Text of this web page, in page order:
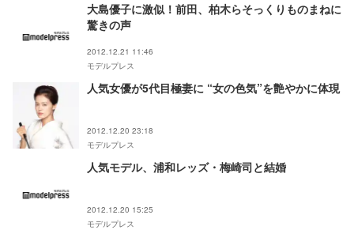
大島優子に激似！前田、柏木らそっくりものまねに
驚きの声
2012.12.21 11:46
モデルプレス
人気女優が5代目極妻に “女の色気”を艶やかに体現
2012.12.20 23:18
モデルプレス
人気モデル、浦和レッズ・梅崎司と結婚
2012.12.20 15:25
モデルプレス